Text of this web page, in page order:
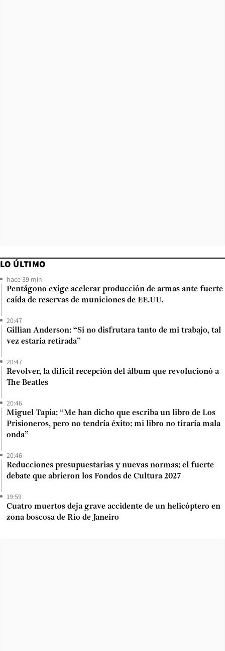
LO ÚLTIMO
hace 39 min
Pentágono exige acelerar producción de armas ante fuerte
caída de reservas de municiones de EE.UU.
20:47
Gillian Anderson: “Si no disfrutara tanto de mi trabajo, tal
vez estaría retirada”
20:47
Revolver, la difícil recepción del álbum que revolucionó a
The Beatles
20:46
Miguel Tapia: “Me han dicho que escriba un libro de Los
Prisioneros, pero no tendría éxito: mi libro no tiraría mala
onda”
20:46
Reducciones presupuestarias y nuevas normas: el fuerte
debate que abrieron los Fondos de Cultura 2027
19:59
Cuatro muertos deja grave accidente de un helicóptero en
zona boscosa de Río de Janeiro